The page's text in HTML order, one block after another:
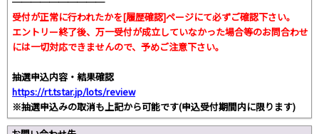
受付が正常に行われたかを[履歴確認]ページにて必ずご確認下さい。
エントリー終了後、万一受付が成立していなかった場合等のお問合わせ
には一切対応できませんので、予めご注意下さい。
抽選申込内容・結果確認
https://rt.tstar.jp/lots/review
※抽選申込みの取消も上記から可能です(申込受付期間内に限ります)